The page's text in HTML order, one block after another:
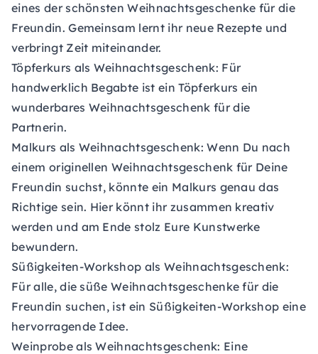
eines der schönsten Weihnachtsgeschenke für die
Freundin. Gemeinsam lernt ihr neue Rezepte und
verbringt Zeit miteinander.
Töpferkurs als Weihnachtsgeschenk: Für
handwerklich Begabte ist ein Töpferkurs ein
wunderbares Weihnachtsgeschenk für die
Partnerin.
Malkurs als Weihnachtsgeschenk: Wenn Du nach
einem originellen Weihnachtsgeschenk für Deine
Freundin suchst, könnte ein Malkurs genau das
Richtige sein. Hier könnt ihr zusammen kreativ
werden und am Ende stolz Eure Kunstwerke
bewundern.
Süßigkeiten-Workshop als Weihnachtsgeschenk:
Für alle, die süße Weihnachtsgeschenke für die
Freundin suchen, ist ein Süßigkeiten-Workshop eine
hervorragende Idee.
Weinprobe als Weihnachtsgeschenk: Eine